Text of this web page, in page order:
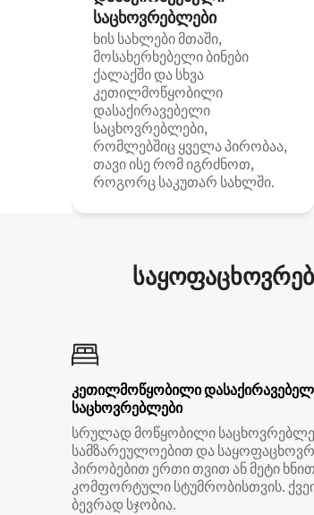
საცხოვრებლები
ხის სახლები მთაში,
მოსახერხებელი ბინები
ქალაქში და სხვა
კეთილმოწყობილი
დასაქირავებელი
საცხოვრებლები,
რომლებშიც ყველა პირობაა,
თავი ისე რომ იგრძნოთ,
როგორც საკუთარ სახლში.
კეთილმოწყობილი
საცხოვრებლები
სრულად მოწყობილი
სამზარეულოებით და
პირობებით ერთი თვით ან მეტი ხნით
კომფორტული სტუმრობისთვის.
ბევრად სჯობია.